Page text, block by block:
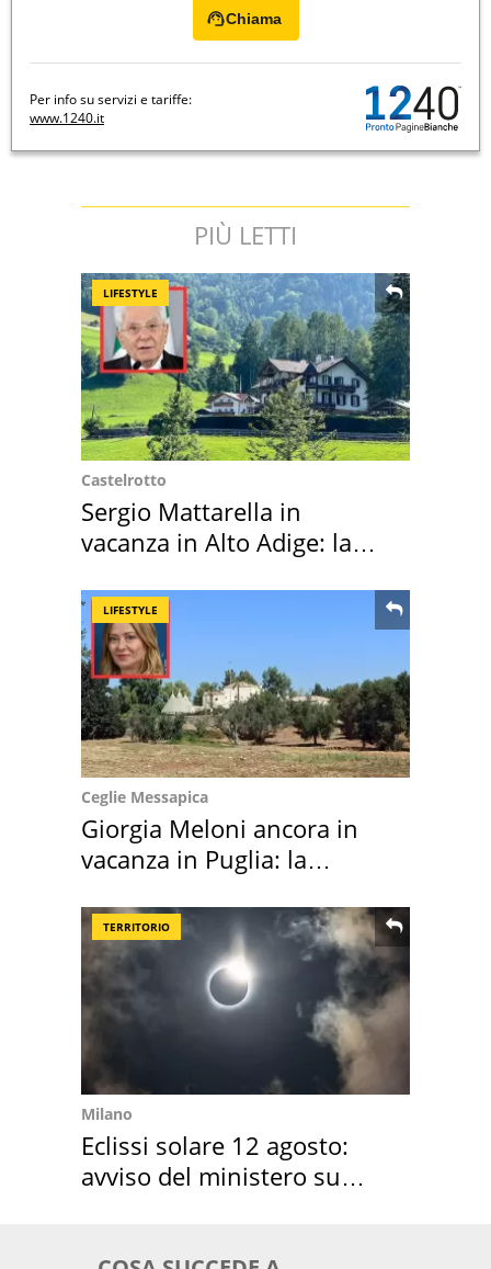
Chiama
Per info su servizi e tariffe:
www.1240.it
PIÙ LETTI
LIFESTYLE
Castelrotto
Sergio Mattarella in
vacanza in Alto Adige: la
LIFESTYLE
Ceglie Messapica
Giorgia Meloni ancora in
vacanza in Puglia: la
TERRITORIO
Milano
Eclissi solare 12 agosto:
avviso del ministero su